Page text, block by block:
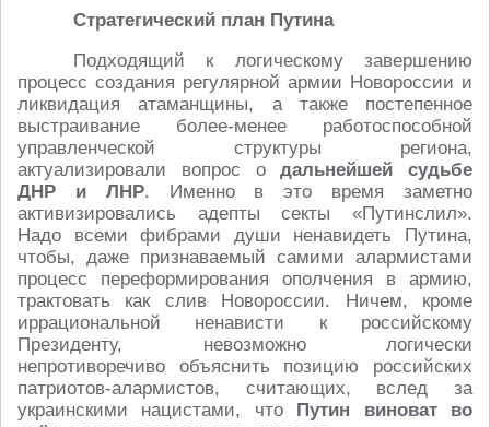
Стратегический план Путина
Подходящий к логическому завершению
процесс создания регулярной армии Новороссии и
ликвидация атаманщины, а также постепенное
выстраивание более-менее работоспособной
управленческой структуры региона,
актуализировали вопрос одальнейшей судьбе
ДНР и ЛНР. Именно в это время заметно
активизировались адепты секты «Путинслил».
Надо всеми фибрами души ненавидеть Путина,
чтобы, даже признаваемый самими алармистами
процесс переформирования ополчения в армию,
трактовать как слив Новороссии. Ничем, кроме
иррациональной ненависти к российскому
Президенту, невозможно логически
непротиворечиво объяснить позицию российских
патриотов-алармистов, считающих, вслед за
украинскими нацистами, что Путин виноват во